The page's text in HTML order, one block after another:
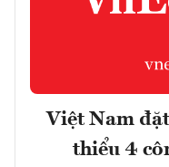
Việt Nam
thiểu 4